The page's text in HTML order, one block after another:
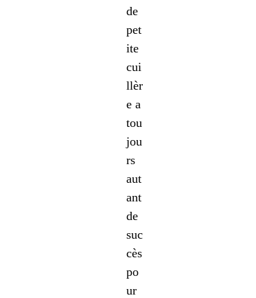
de
pet
ite
cui
llèr
e a
tou
jou
rs
aut
ant
de
suc
cès
po
ur